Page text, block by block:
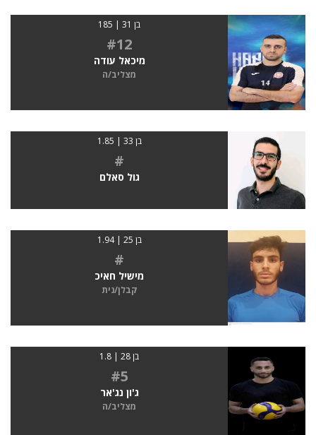
בן 31 | 185
#12
מיכאל עודה
מצליב/ה
בן 33 | 1.85
#
גול סאלם
בן 25 | 1.94
#
מישיל חאיכ
קבלן/נית
בן 28 | 1.8
#5
ג'ון נג'אר
מצליב/ה